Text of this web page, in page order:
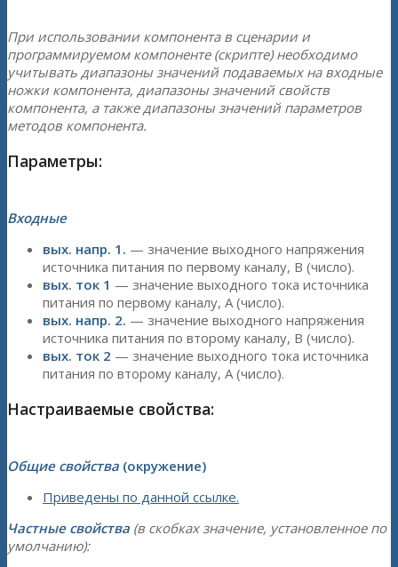
При использовании компонента в сценарии и
программируемом компоненте (скрипте) необходимо
учитывать диапазоны значений подаваемых на входные
ножки компонента, диапазоны значений свойств
компонента, а также диапазоны значений параметров
методов компонента.
Параметры:
Входные
вых. напр. 1. — значение выходного напряжения
источника питания по первому каналу, В (число).
вых. ток 1 — значение выходного тока источника
питания по первому каналу, А (число).
вых. напр. 2. — значение выходного напряжения
источника питания по второму каналу, В (число).
вых. ток 2 — значение выходного тока источника
питания по второму каналу, А (число).
Настраиваемые свойства:
Общие свойства (окружение)
Приведены по данной ссылке.
Частные свойства (в скобках значение, установленное по
умолчанию):